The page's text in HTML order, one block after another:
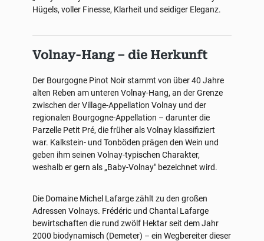
Hügels, voller Finesse, Klarheit und seidiger Eleganz.
Volnay-Hang – die Herkunft
Der Bourgogne Pinot Noir stammt von über 40 Jahre
alten Reben am unteren Volnay-Hang, an der Grenze
zwischen der Village-Appellation Volnay und der
regionalen Bourgogne-Appellation – darunter die
Parzelle Petit Pré, die früher als Volnay klassifiziert
war. Kalkstein- und Tonböden prägen den Wein und
geben ihm seinen Volnay-typischen Charakter,
weshalb er gern als „Baby-Volnay" bezeichnet wird.
Die Domaine Michel Lafarge zählt zu den großen
Adressen Volnays. Frédéric und Chantal Lafarge
bewirtschaften die rund zwölf Hektar seit dem Jahr
2000 biodynamisch (Demeter) – ein Wegbereiter dieser